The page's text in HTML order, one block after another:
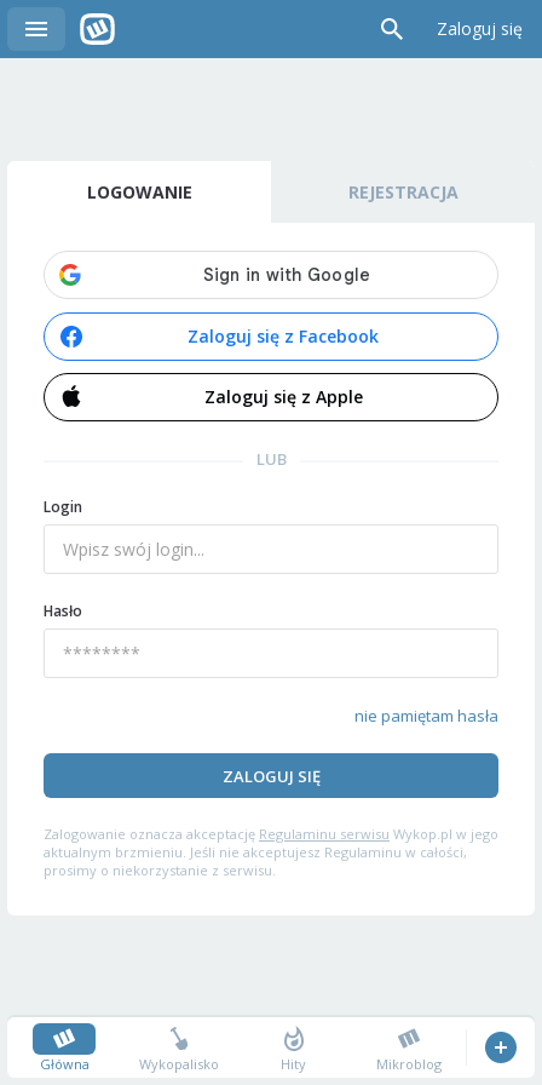
Zaloguj się
LOGOWANIE REJESTRACJA
Zaloguj się z Facebook
Zaloguj się z Apple
LUB
Login
Hasło
nie pamiętam hasła
ZALOGUJ SIĘ
Zalogowanie oznacza akceptację Regulaminu serwisu Wykop.pl w jego
aktualnym brzmieniu. Jeśli nie akceptujesz Regulaminu w całości,
prosimy o niekorzystanie z serwisu.
Główna Wykopalisko Hity Mikroblog